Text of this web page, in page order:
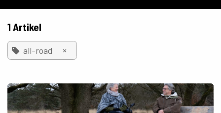
1 Artikel
all-road ×